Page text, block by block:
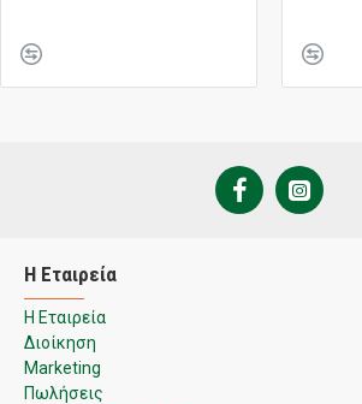
Η Εταιρεία
Η Εταιρεία
Διοίκηση
Marketing
Πωλήσεις